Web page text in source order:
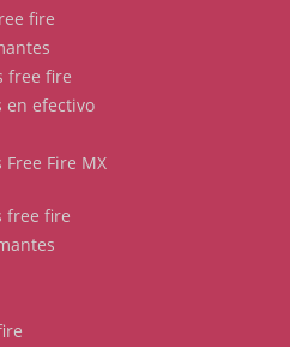
fire
free fire
en efectivo
Fire MX
free fire